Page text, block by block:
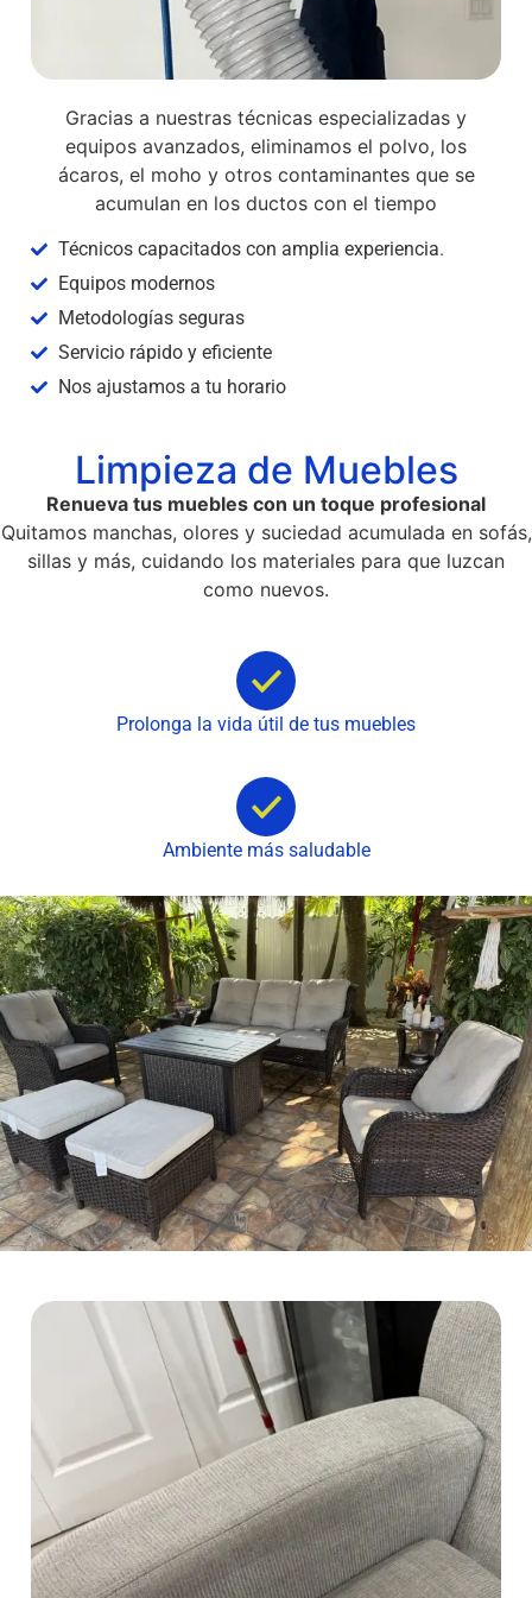
Gracias a nuestras técnicas especializadas y
equipos avanzados, eliminamos el polvo, los
ácaros, el moho y otros contaminantes que se
acumulan en los ductos con el tiempo
Técnicos capacitados con amplia experiencia.
Equipos modernos
Metodologías seguras
Servicio rápido y eficiente
Nos ajustamos a tu horario
Limpieza de Muebles
Renueva tus muebles con un toque profesional
Quitamos manchas, olores y suciedad acumulada en sofás,
sillas y más, cuidando los materiales para que luzcan
como nuevos.
Prolonga la vida útil de tus muebles
Ambiente más saludable